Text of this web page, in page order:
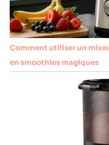
Comment utiliser un
en smoothies magiques